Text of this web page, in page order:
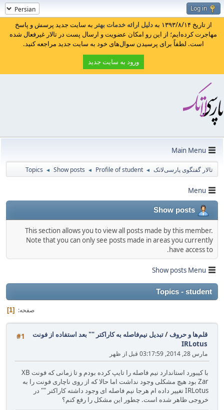
Log in
از تاریخ ۱۳۹۳/۸/۱۴ به دلیل ارائه خدمات بهتر به سایت جدید پرسش و پاسخ
مهاجرت کرده‌ایم؛ از این رو امکان عضویت و ارسال پست در تالار غیرفعال شده
است. لطفاً برای پرسیدن سوال‌های خود به سایت جدید مراجعه کنید.
ورود به سایت جدید
Main Menu
تالار گفتگوی پارسی‌لاتک ◄
Profile of student
◄
Show posts
◄
Topics
Menu
Show posts
This section allows you to view all posts made by this member.
Note that you can only see posts made in areas you currently
have access to.
Show posts Menu
Topics - student
صفحه 1
#1 قلم‌ها و حروف/تبدیل نیم‌فاصله به کاراکتر "" بعد استفاده از فونت
IRLotus
مارس 28, 2014, 03:17:59 قبل از ظهر
با کیبورد استاندارد نیم فاصله را تایپ کرده بودم و تا زمانی که فونت XB
Zar بود هیچ مشکلی وجود نداشت اما حالا که از روی ناچاری فونت را به
IRLotus تغییر داده ام هرجا نیم فاصله ای وجود داشته کاراکتر "" در
خروجی ظاهر شده است. چطور این مشکل را رفع کنم؟